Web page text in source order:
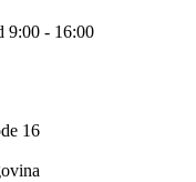
9:00 - 16:00
16